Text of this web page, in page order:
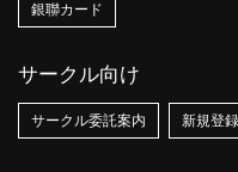
銀聯カード
サークル向け
サークル委託案内 新規登録